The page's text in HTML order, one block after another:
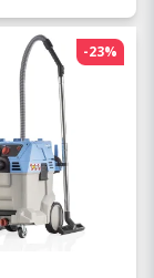
-23%